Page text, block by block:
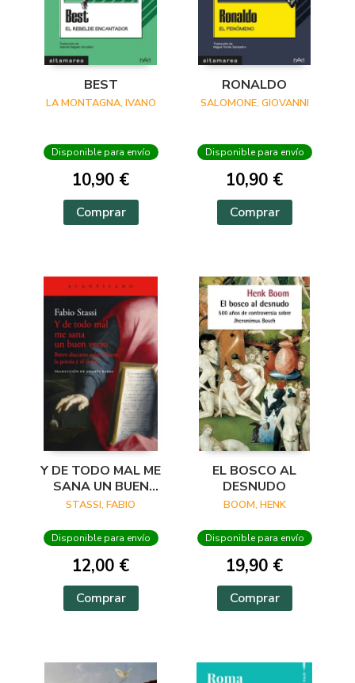
BEST
LA MONTAGNA, IVANO
Disponible para envío
10,90 €
Comprar
RONALDO
SALOMONE, GIOVANNI
Disponible para envío
10,90 €
Comprar
Y DE TODO MAL ME
SANA UN BUEN
VERSO
STASSI, FABIO
Disponible para envío
12,00 €
Comprar
EL BOSCO AL
DESNUDO
BOOM, HENK
Disponible para envío
19,90 €
Comprar